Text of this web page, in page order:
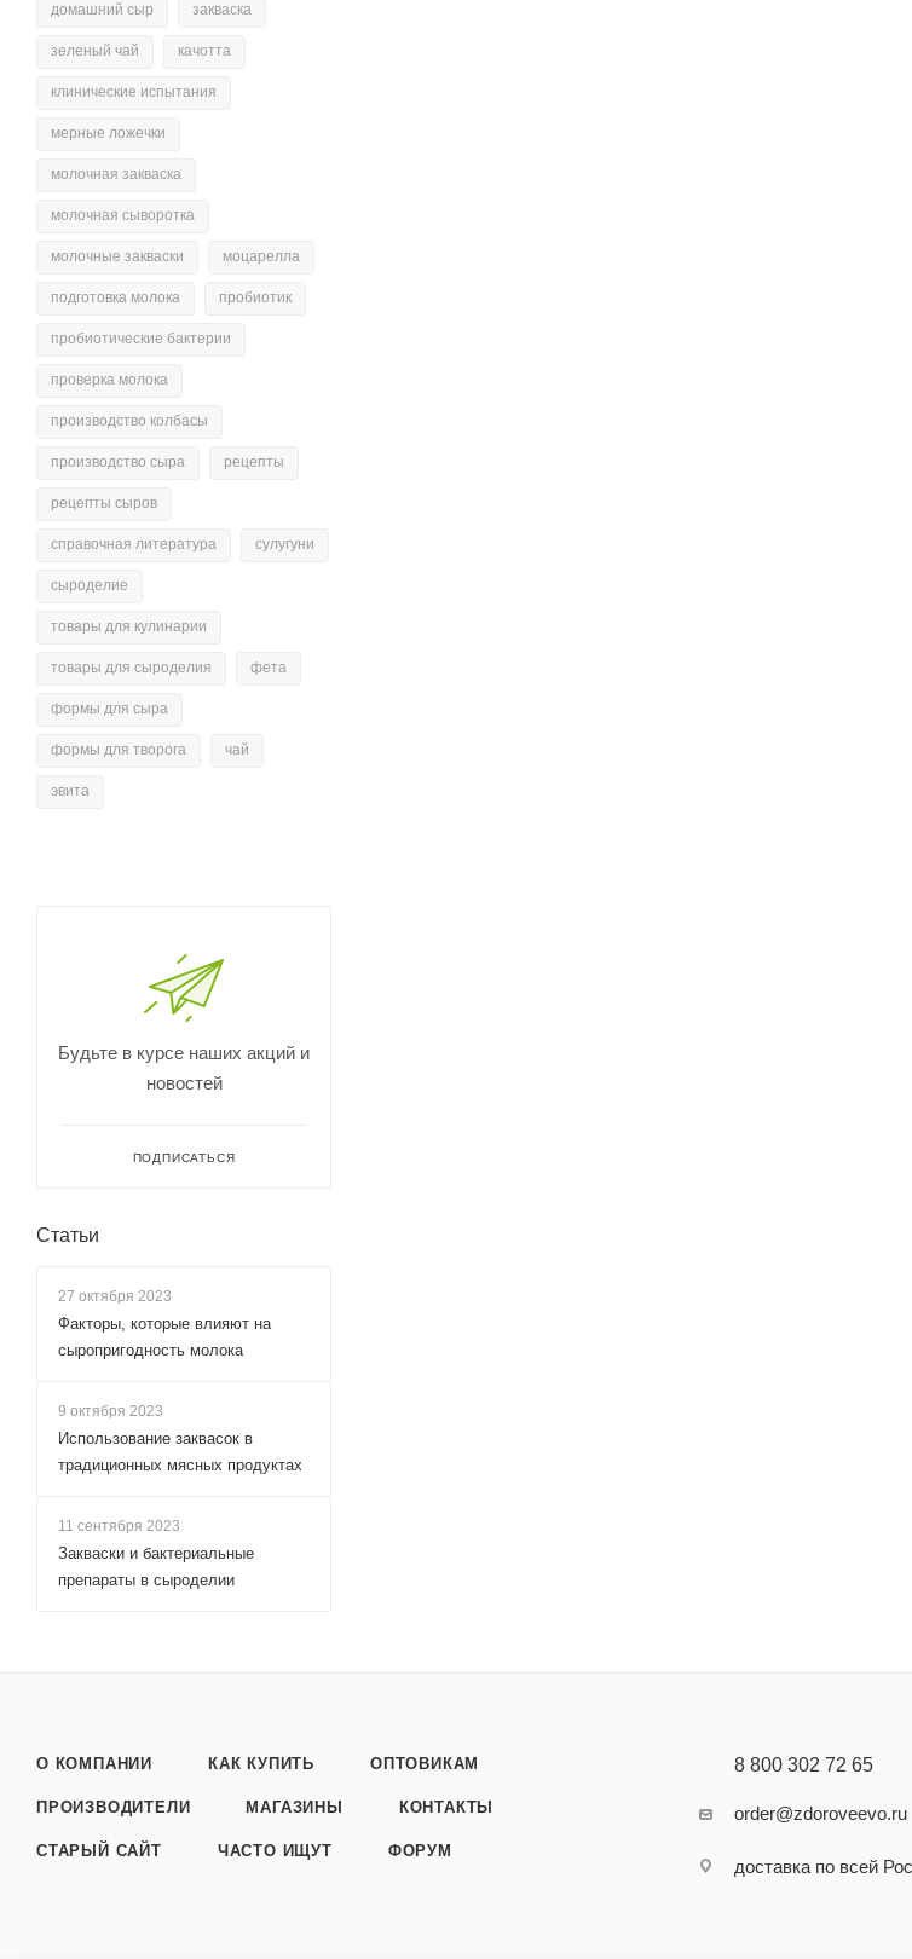
домашний сыр закваска
зеленый чай качотта
клинические испытания
мерные ложечки
молочная закваска
молочная сыворотка
молочные закваски моцарелла
подготовка молока пробиотик
пробиотические бактерии
проверка молока
производство колбасы
производство сыра рецепты
рецепты сыров
справочная литература сулугуни
сыроделие
товары для кулинарии
товары для сыроделия фета
формы для сыра
формы для творога чай
эвита
Будьте в курсе наших акций и
новостей
ПОДПИСАТЬСЯ
Статьи
27 октября 2023
Факторы, которые влияют на
сыропригодность молока
9 октября 2023
Использование заквасок в
традиционных мясных продуктах
11 сентября 2023
Закваски и бактериальные
препараты в сыроделии
О КОМПАНИИ КАК КУПИТЬ ОПТОВИКАМ
ПРОИЗВОДИТЕЛИ МАГАЗИНЫ КОНТАКТЫ
СТАРЫЙ САЙТ ЧАСТО ИЩУТ ФОРУМ
8 800 302 72 65
order@zdoroveevo.ru
доставка по всей